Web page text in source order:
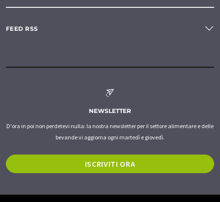
FEED RSS
NEWSLETTER
D'ora in poi non perdetevi nulla: la nostra newsletter per il settore alimentare e delle
bevande vi aggiorna ogni martedì e giovedì.
ISCRIVITI ORA